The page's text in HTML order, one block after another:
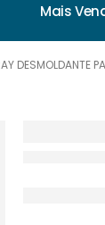
Mais
DESMOLDANTE